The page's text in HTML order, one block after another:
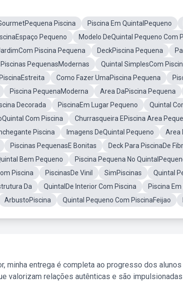
Piscina Piscina Em QuintalPequeno
Pequeno Modelo DeQuintal Pequeno Com
Piscina Pequena DeckPiscina Pequena
Piscinas PequenasModernas Quintal SimplesCom
PiscinaEstreita Como Fazer UmaPiscina Pequena
Piscina PequenaModerna Area DaPiscina Pequena
Decorada PiscinaEm Lugar Pequeno
Quintal
Com Piscina
Churrasqueira EPiscina Area
Piscina
Imagens DeQuintal Pequeno
Area
Piscinas PequenasE Bonitas
Deck Para PiscinaDe
Bem Pequeno
Piscina Pequena No
Piscina
PiscinasDe Vinil SimPiscinas
Quintal
Da
QuintalDe Interior Com Piscina
Piscina
ArbustoPiscina Quintal Pequeno Com PiscinaFeijao
minha entrega é completa ao progresso dos
valorizam relações autênticas e são